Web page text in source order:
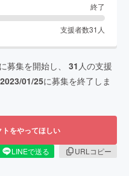
終了
支援者数31 人
に募集を開始し、 31 人の支援
2023/01/25に募集を終了しま
をやってほしい
LINEで送る
URLコピー